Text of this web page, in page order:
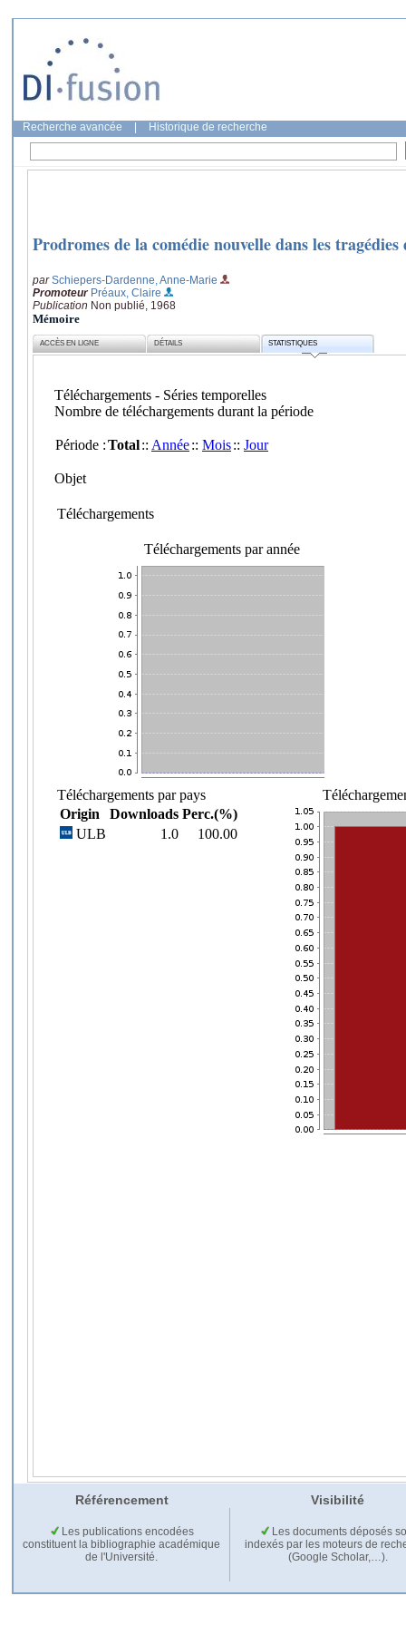
Recherche avancée Historique de recherche
Prodromes de la comédie nouvelle dans les
parSchiepers-Dardenne, Anne-Marie
Promoteur Préaux, Claire
Publication Non publié, 1968
Mémoire
ACCÈS EN LIGNE DÉTAILS STATISTIQUES
Référencement Visibilité
Les publications encodées
constituent la bibliographie académique
de l'Université.
Les documents déposés
indexés par les moteurs de
(Google Scholar,…).